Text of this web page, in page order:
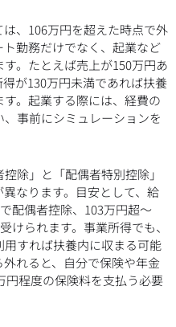
、106万円を超えた時点で外
勤務だけでなく、起業など
。たとえば売上が150万円あ
が130万円未満であれば扶養
。起業する際には、経費の
事前にシミュレーションを
除」と「配偶者特別控除」
なります。目安として、給
配偶者控除、103万円超～
けられます。事業所得でも、
すれば扶養内に収まる可能
れると、自分で保険や年金
円程度の保険料を支払う必要